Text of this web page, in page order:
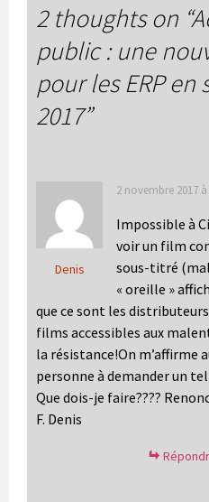
2 thoughts on “
public : une
pour les ERP
2017”
Denis
2 novembre 2017
Impossible à
voir un film
sous-titré
« oreille »
que ce sont les
films accessibles aux
la résistance!On m’affirme
personne à demander un
Que dois-je faire????
F. Denis